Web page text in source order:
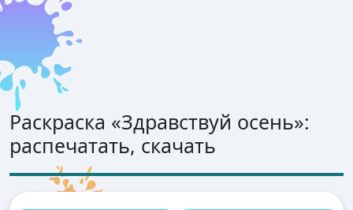
Раскраска «Здравствуй осень»:
распечатать, скачать